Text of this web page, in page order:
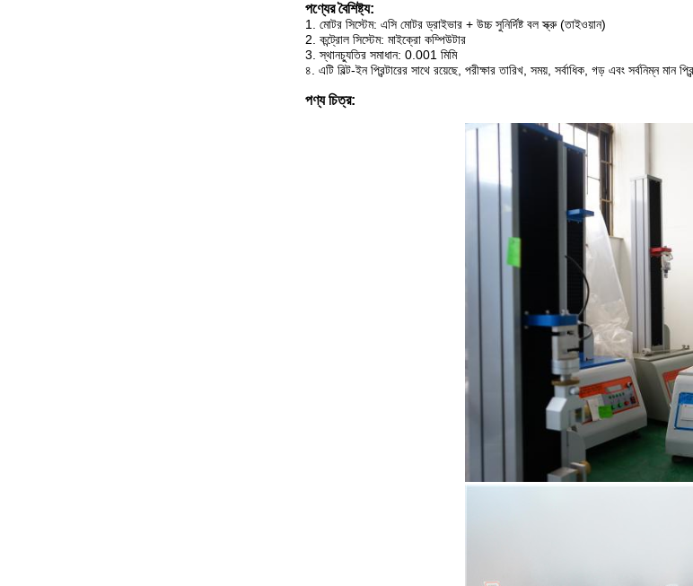
পণ্যের বৈশিষ্ট্য:
1. মোটর সিস্টেম: এসি মোটর ড্রাইভার + উচ্চ সুনির্দিষ্ট বল স্ক্রু (তাইওয়ান)
2. কন্ট্রোল সিস্টেম: মাইক্রো কম্পিউটার
3. স্থানচ্যুতির সমাধান: 0.001 মিমি
৪. এটি বিল্ট-ইন প্রিন্টারের সাথে রয়েছে, পরীক্ষার তারিখ, সময়, সর্বাধিক, গড় এবং সর্বনিম্ন মান
পণ্য চিত্র: